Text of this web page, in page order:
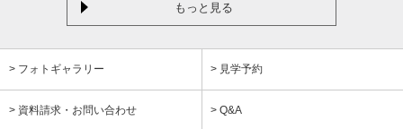
もっと見る
> フォトギャラリー > 見学予約
> 資料請求・お問い合わせ > Q&A